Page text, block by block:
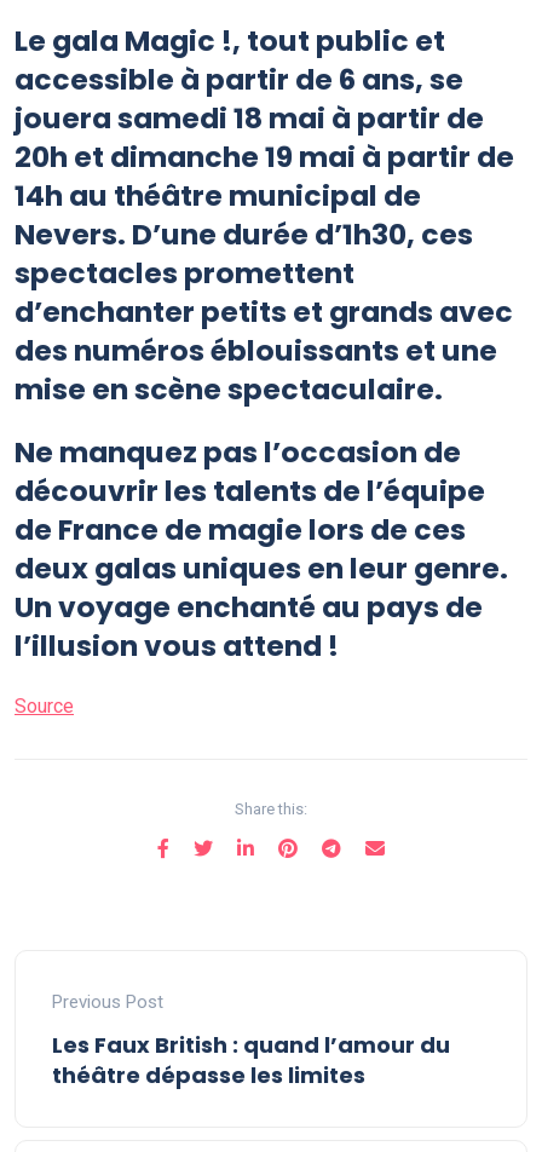
Le gala Magic !, tout public et
accessible à partir de 6 ans, se
jouera samedi 18 mai à partir de
20h et dimanche 19 mai à partir de
14h au théâtre municipal de
Nevers. D’une durée d’1h30, ces
spectacles promettent
d’enchanter petits et grands avec
des numéros éblouissants et une
mise en scène spectaculaire.
Ne manquez pas l’occasion de
découvrir les talents de l’équipe
de France de magie lors de ces
deux galas uniques en leur genre.
Un voyage enchanté au pays de
l’illusion vous attend !
Source
Share this:
Previous Post
Les Faux British : quand l’amour du
théâtre dépasse les limites